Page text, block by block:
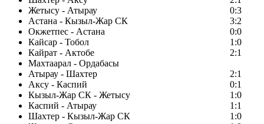
Жетысу - Атырау
0:3
Астана - Кызыл-Жар СК
3:2
Окжетпес - Астана
0:0
Кайсар - Тобол
1:0
Кайрат - Актобе
2:1
Махтаарал - Ордабасы
Атырау - Шахтер
2:1
Аксу - Каспий
0:1
Кызыл-Жар СК - Жетысу
1:0
Каспий - Атырау
1:1
Шахтер - Кызыл-Жар СК
1:0